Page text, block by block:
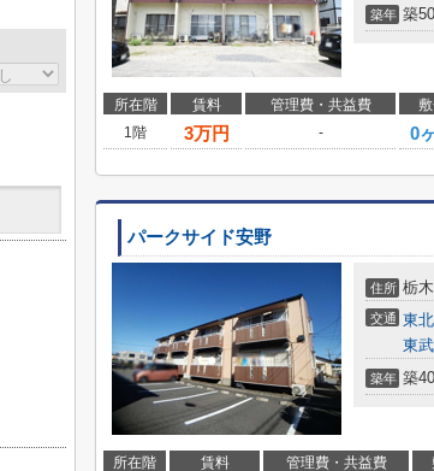
築年 築
所在階 賃料 管理費・共益費
1階
3万円 - 0
パークサイド安野
住所 栃
交通 東
東
築年 築
所在階 賃料 管理費・共益費